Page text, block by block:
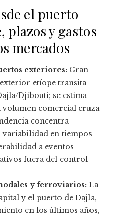
el puerto
plazos y gastos
mercados
exteriores: Gran
etíope transita
Djibouti; se estima
volumen comercial cruza
concentra
variabilidad en tiempos
a eventos
fuera del control
y ferroviarios: La
y el puerto de Dajla,
en los últimos años,